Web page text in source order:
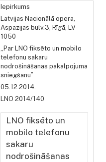
Iepirkums
Latvijas Nacionālā opera,
Aspazijas bulv.3, Rīgā, LV-
1050
„Par LNO fiksēto un mobilo
telefonu sakaru
nodrošināšanas pakalpojuma
sniegšanu”
05.12.2014.
LNO 2014/140
LNO fiksēto un
mobilo telefonu
sakaru
nodrošināšanas